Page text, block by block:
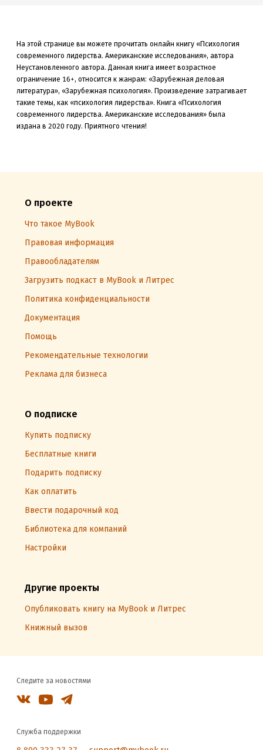
На этой странице вы можете прочитать онлайн книгу «Психология
современного лидерства. Американские исследования», автора
Неустановленного автора. Данная книга имеет возрастное
ограничение 16+, относится к жанрам: «Зарубежная деловая
литература», «Зарубежная психология». Произведение затрагивает
такие темы, как «психология лидерства». Книга «Психология
современного лидерства. Американские исследования» была
издана в 2020 году. Приятного чтения!
О проекте
Что такое MyBook
Правовая информация
Правообладателям
Загрузить подкаст в MyBook и Литрес
Политика конфиденциальности
Документация
Помощь
Рекомендательные технологии
Реклама для бизнеса
О подписке
Купить подписку
Бесплатные книги
Подарить подписку
Как оплатить
Ввести подарочный код
Библиотека для компаний
Настройки
Другие проекты
Опубликовать книгу на MyBook и Литрес
Книжный вызов
Следите за новостями
Служба поддержки